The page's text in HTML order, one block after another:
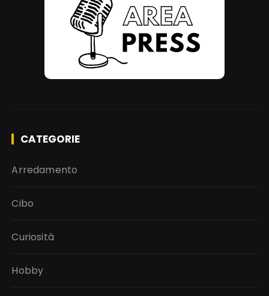
CATEGORIE
Arredamento
Cibo
Curiosità
Hobby